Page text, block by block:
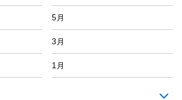
5月
3月
1月